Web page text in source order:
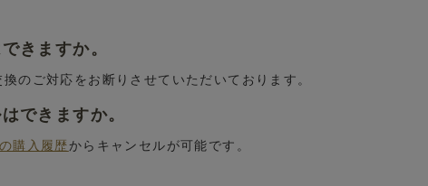
きますか。
のご対応をお断りさせていただいております。
できますか。
購入履歴からキャンセルが可能です。